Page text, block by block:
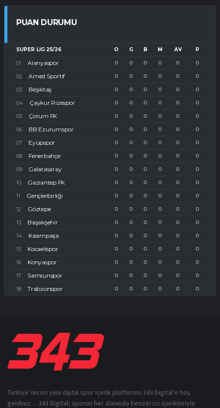
PUAN DURUMU
SUPER LIG 25/26 O G B M AV P
Alanyaspor 0 0 0 0 0 0
Amed Sportif 0 0 0 0 0 0
Beşiktaş 0 0 0 0 0 0
Çaykur Rizespor 0 0 0 0 0 0
Çorum FK 0 0 0 0 0 0
BB Ezurumspor 0 0 0 0 0 0
Eyüpspor 0 0 0 0 0 0
Fenerbahçe 0 0 0 0 0 0
Galatasaray 0 0 0 0 0 0
Gaziantep FK 0 0 0 0 0 0
Gençlerbirliği 0 0 0 0 0 0
Göztepe 0 0 0 0 0 0
Başakşehir 0 0 0 0 0 0
Kasımpaşa 0 0 0 0 0 0
Kocaelispor 0 0 0 0 0 0
Konyaspor 0 0 0 0 0 0
Samsunspor 0 0 0 0 0 0
Trabzonspor 0 0 0 0 0 0
Türkiye’nin en yeni dijital spor içerik platformu 343 Digital’e hoş
geldiniz… 343 Digital; sporun her alanında benzersiz içerikleriyle